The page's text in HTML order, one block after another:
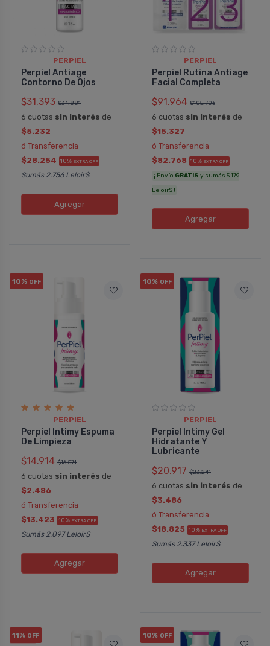
PERPIEL
Perpiel Antiage
Contorno De Ojos
$31.393 $34.881
6 cuotas sin interés de
$5.232
ó Transferencia
$28.254 10% EXTRA OFF
Sumás 2.756 Leloir$
Agregar
PERPIEL
Perpiel Rutina Antiage
Facial Completa
$91.964 $105.706
6 cuotas sin interés de
$15.327
ó Transferencia
$82.768 10% EXTRA OFF
¡ Envío GRATIS y sumás 5.179
Leloir$ !
Agregar
10% OFF
PERPIEL
Perpiel Intimy Espuma
De Limpieza
$14.914 $16.571
6 cuotas sin interés de
$2.486
ó Transferencia
$13.423 10% EXTRA OFF
Sumás 2.097 Leloir$
Agregar
10% OFF
PERPIEL
Perpiel Intimy Gel
Hidratante Y
Lubricante
$20.917 $23.241
6 cuotas sin interés de
$3.486
ó Transferencia
$18.825 10% EXTRA OFF
Sumás 2.337 Leloir$
Agregar
11% OFF 10% OFF